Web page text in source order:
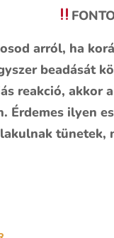
arról, ha
beadását
reakció, akkor
Érdemes ilyen
tünetek,